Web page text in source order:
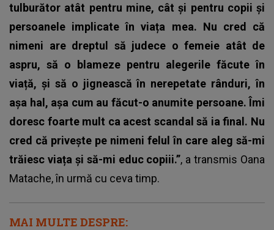
tulburător atât pentru mine, cât și pentru copii și
persoanele implicate în viața mea. Nu cred că
nimeni are dreptul să judece o femeie atât de
aspru, să o blameze pentru alegerile făcute în
viață, și să o jignească în nerepetate rânduri, în
așa hal, așa cum au făcut-o anumite persoane. Îmi
doresc foarte mult ca acest scandal să ia final. Nu
cred că privește pe nimeni felul în care aleg să-mi
trăiesc viața și să-mi educ copiii.”, a transmis Oana
Matache, în urmă cu ceva timp.
MAI MULTE DESPRE: